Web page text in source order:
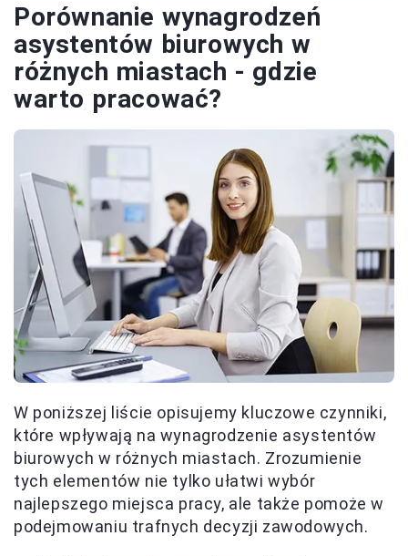
Porównanie wynagrodzeń
asystentów biurowych w
różnych miastach - gdzie
warto pracować?
W poniższej liście opisujemy kluczowe czynniki,
które wpływają na wynagrodzenie asystentów
biurowych w różnych miastach. Zrozumienie
tych elementów nie tylko ułatwi wybór
najlepszego miejsca pracy, ale także pomoże w
podejmowaniu trafnych decyzji zawodowych.